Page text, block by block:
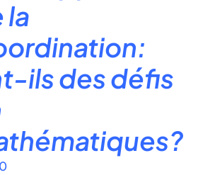
la
ils des défis